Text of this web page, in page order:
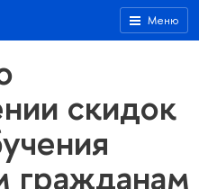
Меню
скидок
гражданам